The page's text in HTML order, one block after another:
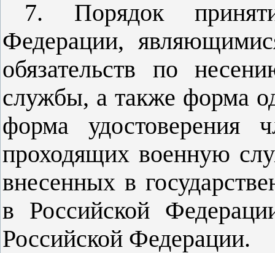
7. Порядок
Федерации,
обязательств по
службы, а также форма
форма удостоверения
проходящих военную
внесенных в
в Российской
Российской Федерации.